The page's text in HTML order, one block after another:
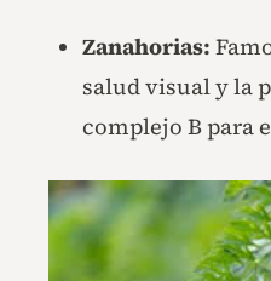
Zanahorias:
salud visual y la
complejo B para